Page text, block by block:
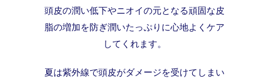
頭皮の潤い低下やニオイの元となる頑固な皮
脂の増加を防ぎ潤いたっぷりに心地よくケア
してくれます。
夏は紫外線で頭皮がダメージを受けてしまい